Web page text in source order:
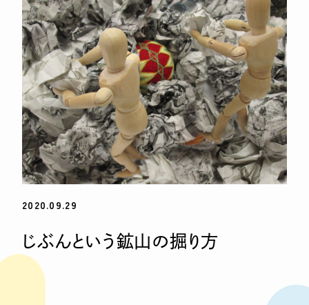
2020.09.29
じぶんという鉱山の掘り方